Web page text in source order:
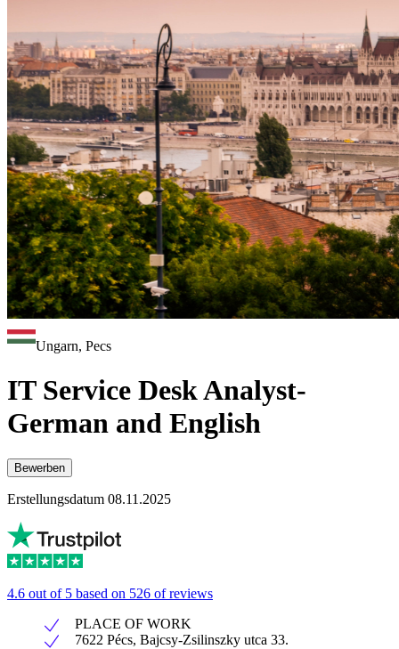
Ungarn, Pecs
IT Service Desk Analyst-
German and English
Bewerben
Erstellungsdatum 08.11.2025
4.6 out of 5 based on 526 of reviews
PLACE OF WORK
7622 Pécs, Bajcsy-Zsilinszky utca 33.